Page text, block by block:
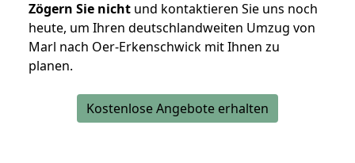
Zögern Sie nicht und kontaktieren Sie uns noch
heute, um Ihren deutschlandweiten Umzug von
Marl nach Oer-Erkenschwick mit Ihnen zu
planen.
Kostenlose Angebote erhalten